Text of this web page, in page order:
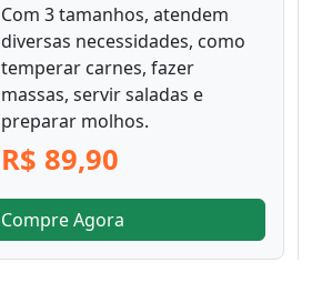
Com 3 tamanhos, atendem
diversas necessidades, como
temperar carnes, fazer
massas, servir saladas e
preparar molhos.
R$ 89,90
Compre Agora